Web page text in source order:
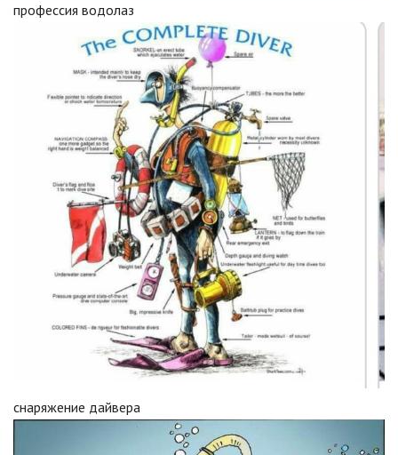
профессия водолаз
снаряжение дайвера